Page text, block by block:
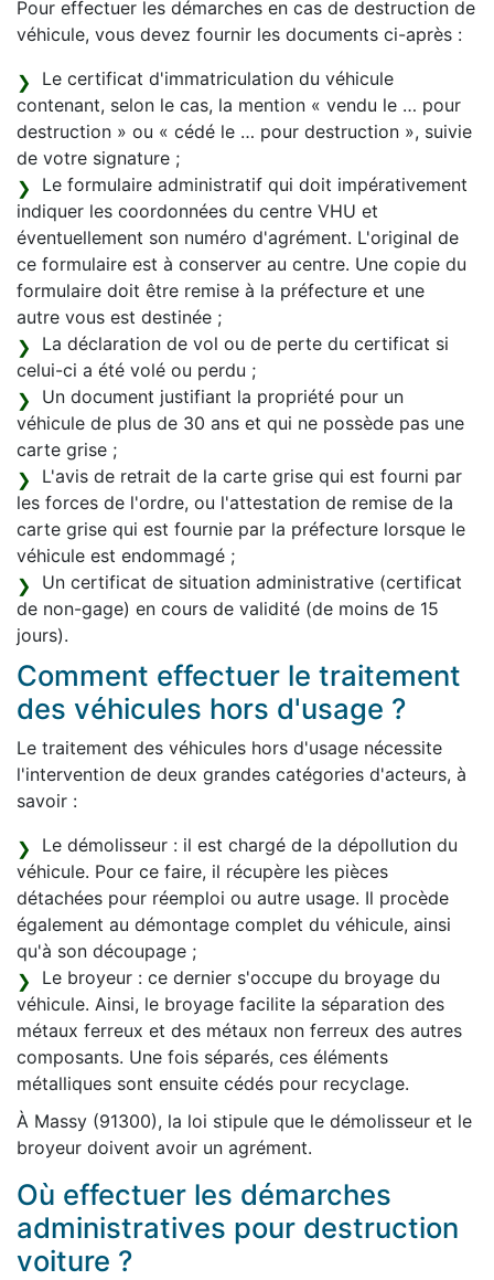
Pour effectuer les démarches en cas de destruction de
véhicule, vous devez fournir les documents ci-après :
Le certificat d'immatriculation du véhicule
contenant, selon le cas, la mention « vendu le … pour
destruction » ou « cédé le … pour destruction », suivie
de votre signature ;
Le formulaire administratif qui doit impérativement
indiquer les coordonnées du centre VHU et
éventuellement son numéro d'agrément. L'original de
ce formulaire est à conserver au centre. Une copie du
formulaire doit être remise à la préfecture et une
autre vous est destinée ;
La déclaration de vol ou de perte du certificat si
celui-ci a été volé ou perdu ;
Un document justifiant la propriété pour un
véhicule de plus de 30 ans et qui ne possède pas une
carte grise ;
L'avis de retrait de la carte grise qui est fourni par
les forces de l'ordre, ou l'attestation de remise de la
carte grise qui est fournie par la préfecture lorsque le
véhicule est endommagé ;
Un certificat de situation administrative (certificat
de non-gage) en cours de validité (de moins de 15
jours).
Comment effectuer le traitement
des véhicules hors d'usage ?
Le traitement des véhicules hors d'usage nécessite
l'intervention de deux grandes catégories d'acteurs, à
savoir :
Le démolisseur : il est chargé de la dépollution du
véhicule. Pour ce faire, il récupère les pièces
détachées pour réemploi ou autre usage. Il procède
également au démontage complet du véhicule, ainsi
qu'à son découpage ;
Le broyeur : ce dernier s'occupe du broyage du
véhicule. Ainsi, le broyage facilite la séparation des
métaux ferreux et des métaux non ferreux des autres
composants. Une fois séparés, ces éléments
métalliques sont ensuite cédés pour recyclage.
À Massy (91300), la loi stipule que le démolisseur et le
broyeur doivent avoir un agrément.
Où effectuer les démarches
administratives pour destruction
voiture ?